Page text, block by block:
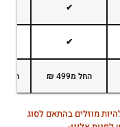
✔
✔
החל מ499 ₪ החל
מוזלים בהתאם לסוג